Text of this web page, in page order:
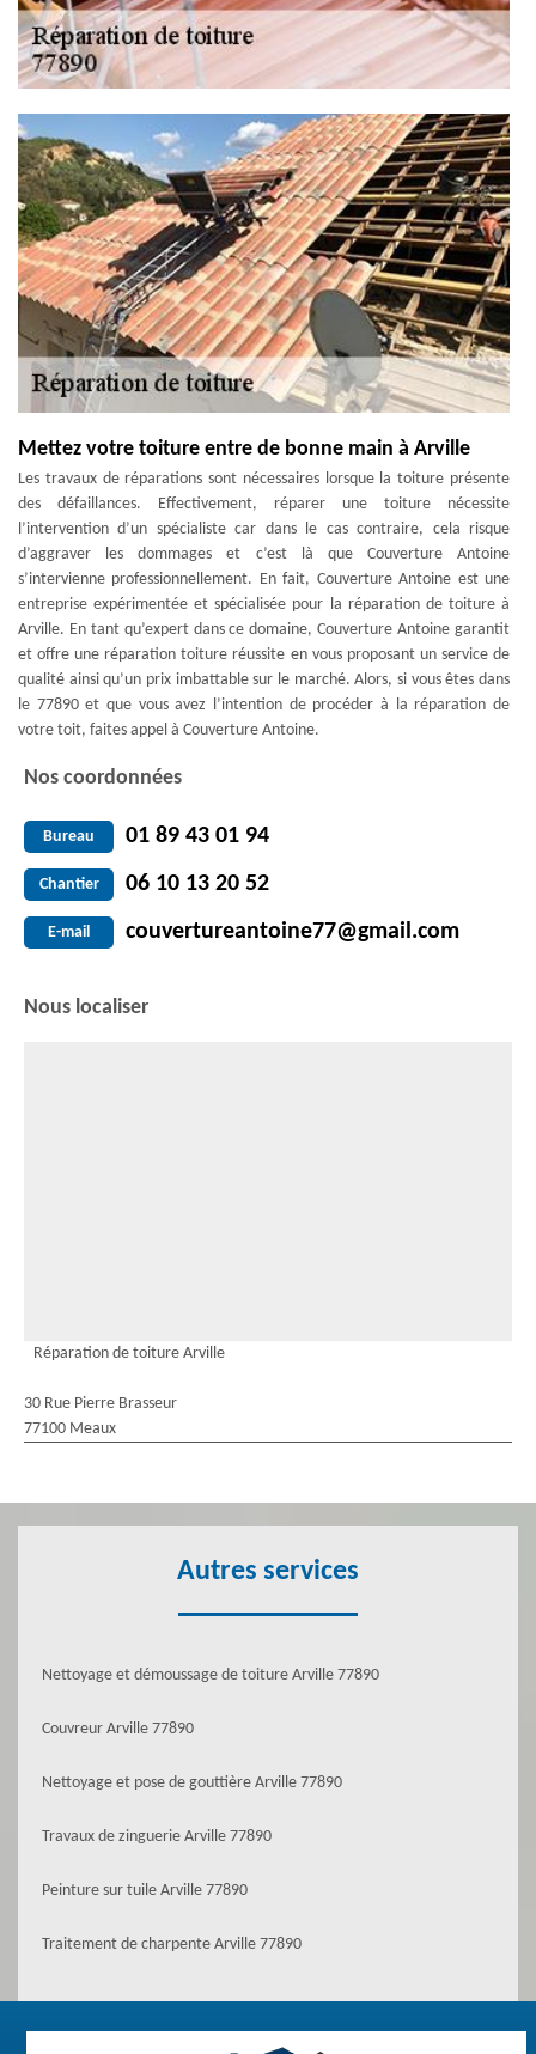
Mettez votre toiture entre de bonne main à Arville
Les travaux de réparations sont nécessaires lorsque la toiture présente
des défaillances. Effectivement, réparer une toiture nécessite
l’intervention d’un spécialiste car dans le cas contraire, cela risque
d’aggraver les dommages et c’est là que Couverture Antoine
s’intervienne professionnellement. En fait, Couverture Antoine est une
entreprise expérimentée et spécialisée pour la réparation de toiture à
Arville. En tant qu’expert dans ce domaine, Couverture Antoine garantit
et offre une réparation toiture réussite en vous proposant un service de
qualité ainsi qu’un prix imbattable sur le marché. Alors, si vous êtes dans
le 77890 et que vous avez l’intention de procéder à la réparation de
votre toit, faites appel à Couverture Antoine.
Nos coordonnées
Bureau 01 89 43 01 94
Chantier 06 10 13 20 52
E-mail couvertureantoine77@gmail.com
Nous localiser
Réparation de toiture Arville
30 Rue Pierre Brasseur
77100 Meaux
Autres services
Nettoyage et démoussage de toiture Arville 77890
Couvreur Arville 77890
Nettoyage et pose de gouttière Arville 77890
Travaux de zinguerie Arville 77890
Peinture sur tuile Arville 77890
Traitement de charpente Arville 77890